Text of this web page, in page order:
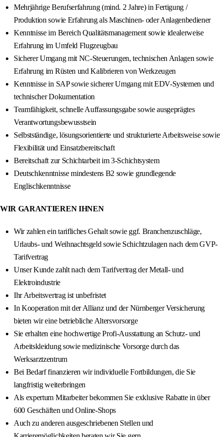
Mehrjährige Berufserfahrung (mind. 2 Jahre) in Fertigung /
Produktion sowie Erfahrung als Maschinen- oder Anlagenbediener
Kenntnisse im Bereich Qualitätsmanagement sowie idealerweise
Erfahrung im Umfeld Flugzeugbau
Sicherer Umgang mit NC-Steuerungen, technischen Anlagen sowie
Erfahrung im Rüsten und Kalibrieren von Werkzeugen
Kenntnisse in SAP sowie sicherer Umgang mit EDV-Systemen und
technischer Dokumentation
Teamfähigkeit, schnelle Auffassungsgabe sowie ausgeprägtes
Verantwortungsbewusstsein
Selbstständige, lösungsorientierte und strukturierte Arbeitsweise sowie
Flexibilität und Einsatzbereitschaft
Bereitschaft zur Schichtarbeit im 3-Schichtsystem
Deutschkenntnisse mindestens B2 sowie grundlegende
Englischkenntnisse
WIR GARANTIEREN IHNEN
Wir zahlen ein tarifliches Gehalt sowie ggf. Branchenzuschläge,
Urlaubs- und Weihnachtsgeld sowie Schichtzulagen nach dem GVP-
Tarifvertrag
Unser Kunde zahlt nach dem Tarifvertrag der Metall- und
Elektroindustrie
Ihr Arbeitsvertrag ist unbefristet
In Kooperation mit der Allianz und der Nürnberger Versicherung
bieten wir eine betriebliche Altersvorsorge
Sie erhalten eine hochwertige Profi-Ausstattung an Schutz- und
Arbeitskleidung sowie medizinische Vorsorge durch das
Werksarztzentrum
Bei Bedarf finanzieren wir individuelle Fortbildungen, die Sie
langfristig weiterbringen
Als expertum Mitarbeiter bekommen Sie exklusive Rabatte in über
600 Geschäften und Online-Shops
Auch zu anderen ausgeschriebenen Stellen und